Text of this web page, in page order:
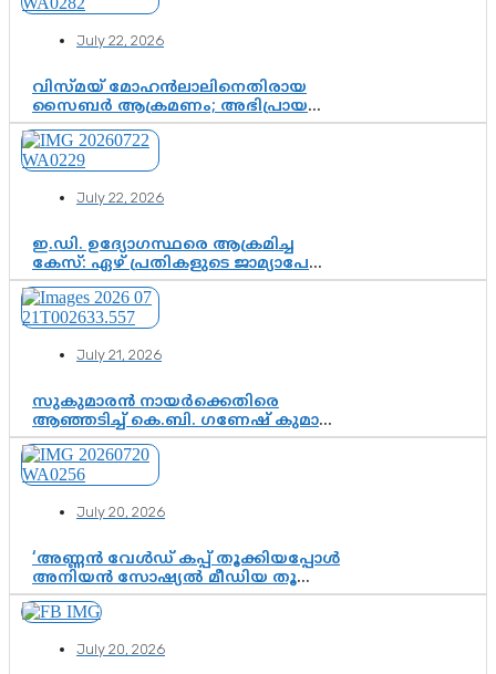
നടപടികളിലേക്കോ?
July 22, 2026
വിസ്മയ് മോഹൻലാലിനെതിരായ
സൈബർ ആക്രമണം; അഭിപ്രായ
സ്വാതന്ത്ര്യത്തെ നിശ്ശബ്ദമാക്കുന്ന
ഡിജിറ്റൽ ഗുണ്ടായിസത്തിന് അറുതി
വേണം
July 22, 2026
ഇ.ഡി. ഉദ്യോഗസ്ഥരെ ആക്രമിച്ച
കേസ്: ഏഴ് പ്രതികളുടെ ജാമ്യാപേക്ഷ
വീണ്ടും തള്ളി; അന്വേഷണം തുടരാൻ
കോടതി അനുമതി
July 21, 2026
സുകുമാരൻ നായർക്കെതിരെ
ആഞ്ഞടിച്ച് കെ.ബി. ഗണേഷ് കുമാർ,
വി.ഡി. സതീശന് പൂർണ പിന്തുണ
July 20, 2026
‘അണ്ണൻ വേൾഡ് കപ്പ് തൂക്കിയപ്പോൾ
അനിയൻ സോഷ്യൽ മീഡിയ തൂക്കി’;
ലാമിൻ യമാലിന്റെ
കിരീടധാരണത്തിനിടെ
ചുണക്കുട്ടൻ
July 20, 2026